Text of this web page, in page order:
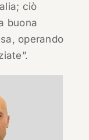
ciò
buona
operando